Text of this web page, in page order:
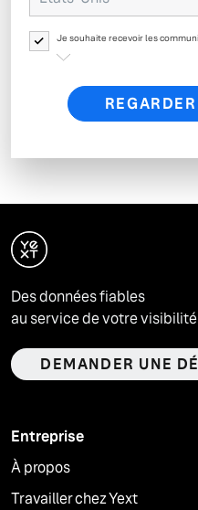
Je souhaite recevoir les
et de ses affiliés concernant les
Des données fiables
au service de votre
DEMANDER UNE
Entreprise
À propos
Travailler chez Yext